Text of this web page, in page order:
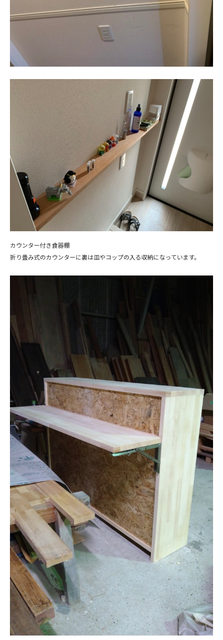
カウンター付き食器棚
折り畳み式のカウンターに裏は皿やコップの入る収納になっています。